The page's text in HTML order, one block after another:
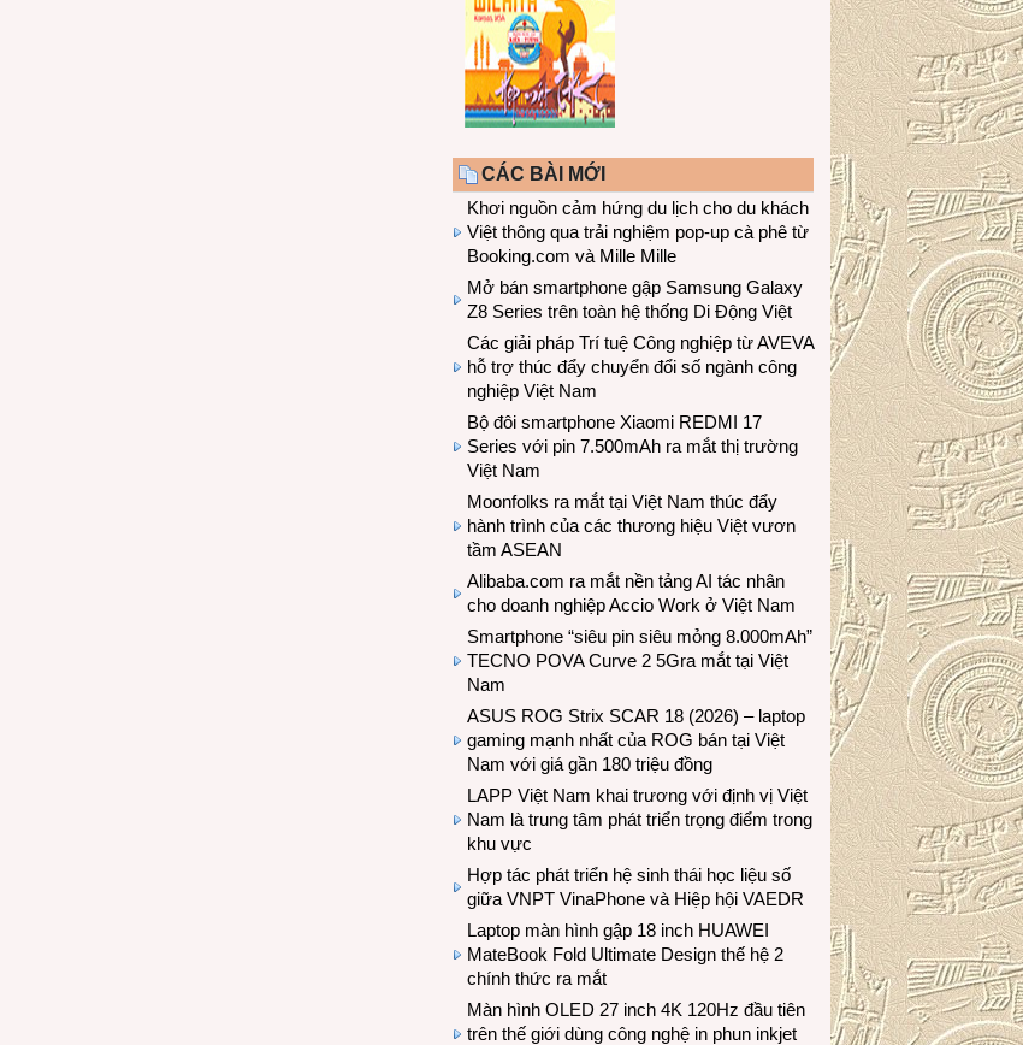
CÁC BÀI MỚI
Khơi nguồn cảm hứng du lịch cho du khách
Việt thông qua trải nghiệm pop-up cà phê từ
Booking.com và Mille Mille
Mở bán smartphone gập Samsung Galaxy
Z8 Series trên toàn hệ thống Di Động Việt
Các giải pháp Trí tuệ Công nghiệp từ AVEVA
hỗ trợ thúc đẩy chuyển đổi số ngành công
nghiệp Việt Nam
Bộ đôi smartphone Xiaomi REDMI 17
Series với pin 7.500mAh ra mắt thị trường
Việt Nam
Moonfolks ra mắt tại Việt Nam thúc đẩy
hành trình của các thương hiệu Việt vươn
tầm ASEAN
Alibaba.com ra mắt nền tảng AI tác nhân
cho doanh nghiệp Accio Work ở Việt Nam
Smartphone “siêu pin siêu mỏng 8.000mAh”
TECNO POVA Curve 2 5Gra mắt tại Việt
Nam
ASUS ROG Strix SCAR 18 (2026) – laptop
gaming mạnh nhất của ROG bán tại Việt
Nam với giá gần 180 triệu đồng
LAPP Việt Nam khai trương với định vị Việt
Nam là trung tâm phát triển trọng điểm trong
khu vực
Hợp tác phát triển hệ sinh thái học liệu số
giữa VNPT VinaPhone và Hiệp hội VAEDR
Laptop màn hình gập 18 inch HUAWEI
MateBook Fold Ultimate Design thế hệ 2
chính thức ra mắt
Màn hình OLED 27 inch 4K 120Hz đầu tiên
trên thế giới dùng công nghệ in phun inkjet